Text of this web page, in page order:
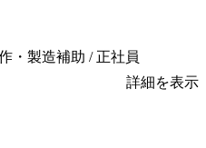
・製造補助 / 正社員
詳細を表示